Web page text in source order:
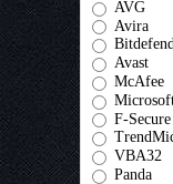
AVG
Avira
Avast
McAfee
F-Secure
VBA32
Panda